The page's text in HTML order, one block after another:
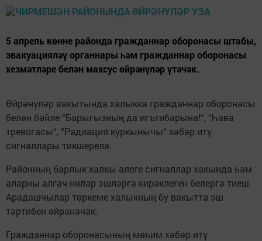
5 апрель көнне районда гражданнар оборонасы штабы,
эвакуацияләү органнары һәм гражданнар оборонасы
хезмәтләре белән махсус өйрәнүләр үтәчәк.
Өйрәнүләр вакытында халыкка гражданнар оборонасы
белән бәйле “Барыгызның да игътибарына!“, “Һава
тревогасы“, “Радиация куркынычы“ хәбәр итү
сигналлары тикшерелә.
Районның барлык халкы әлеге сигналлар хакында һәм
аларны алгач ниләр эшләргә кирәклеген белергә тиеш.
Арадашчылар төркеме халыкның бу вакытта эш
тәртибен өйрәнәчәк.
Гражданнар оборонасының мөһим хәбәр итү